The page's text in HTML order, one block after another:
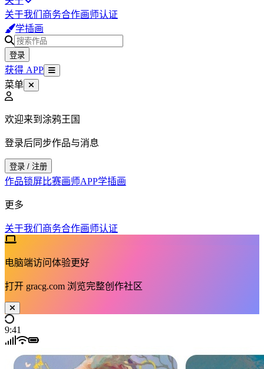
关于我们 商务合作画师认证
学插画
登录
获得 APP
菜单
欢迎来到涂鸦王国
登录后同步作品与消息
登录 / 注册
作品锁屏比赛画师APP学插画
更多
关于我们 商务合作画师认证
电脑端访问体验更好
打开 gracg.com 浏览完整创作社区
9:41